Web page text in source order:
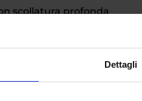
Dettagli
scollatura profonda
per seni
giocando sulle